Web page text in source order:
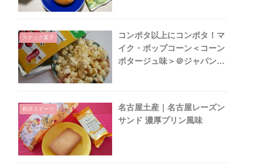
スナック菓子
コンポタ以上にコンポタ！マ
イク・ポップコーン＜コーン
ポタージュ味＞＠ジャパンフ
和洋スイーツ
名古屋土産｜名古屋レーズン
サンド 濃厚プリン風味